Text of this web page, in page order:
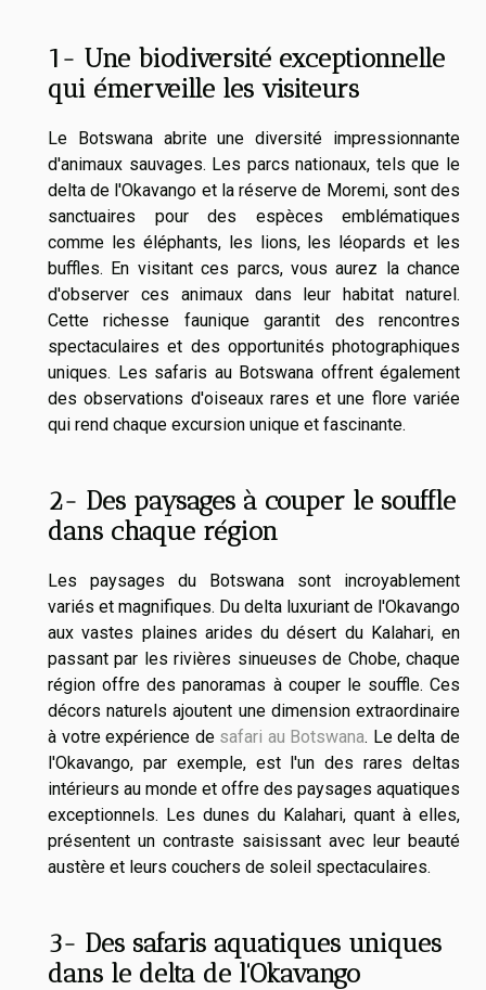
1- Une biodiversité exceptionnelle
qui émerveille les visiteurs
Le Botswana abrite une diversité impressionnante
d'animaux sauvages. Les parcs nationaux, tels que le
delta de l'Okavango et la réserve de Moremi, sont des
sanctuaires pour des espèces emblématiques
comme les éléphants, les lions, les léopards et les
buffles. En visitant ces parcs, vous aurez la chance
d'observer ces animaux dans leur habitat naturel.
Cette richesse faunique garantit des rencontres
spectaculaires et des opportunités photographiques
uniques. Les safaris au Botswana offrent également
des observations d'oiseaux rares et une flore variée
qui rend chaque excursion unique et fascinante.
2- Des paysages à couper le souffle
dans chaque région
Les paysages du Botswana sont incroyablement
variés et magnifiques. Du delta luxuriant de l'Okavango
aux vastes plaines arides du désert du Kalahari, en
passant par les rivières sinueuses de Chobe, chaque
région offre des panoramas à couper le souffle. Ces
décors naturels ajoutent une dimension extraordinaire
à votre expérience de safari au Botswana. Le delta de
l'Okavango, par exemple, est l'un des rares deltas
intérieurs au monde et offre des paysages aquatiques
exceptionnels. Les dunes du Kalahari, quant à elles,
présentent un contraste saisissant avec leur beauté
austère et leurs couchers de soleil spectaculaires.
3- Des safaris aquatiques uniques
dans le delta de l'Okavango